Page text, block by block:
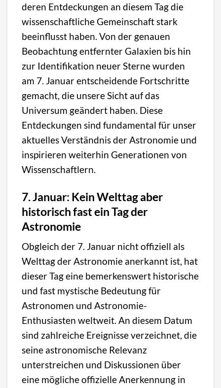
deren Entdeckungen an diesem Tag die
wissenschaftliche Gemeinschaft stark
beeinflusst haben. Von der genauen
Beobachtung entfernter Galaxien bis hin
zur Identifikation neuer Sterne wurden
am 7. Januar entscheidende Fortschritte
gemacht, die unsere Sicht auf das
Universum geändert haben. Diese
Entdeckungen sind fundamental für unser
aktuelles Verständnis der Astronomie und
inspirieren weiterhin Generationen von
Wissenschaftlern.
7. Januar: Kein Welttag aber
historisch fast ein Tag der
Astronomie
Obgleich der 7. Januar nicht offiziell als
Welttag der Astronomie anerkannt ist, hat
dieser Tag eine bemerkenswert historische
und fast mystische Bedeutung für
Astronomen und Astronomie-
Enthusiasten weltweit. An diesem Datum
sind zahlreiche Ereignisse verzeichnet, die
seine astronomische Relevanz
unterstreichen und Diskussionen über
eine mögliche offizielle Anerkennung in